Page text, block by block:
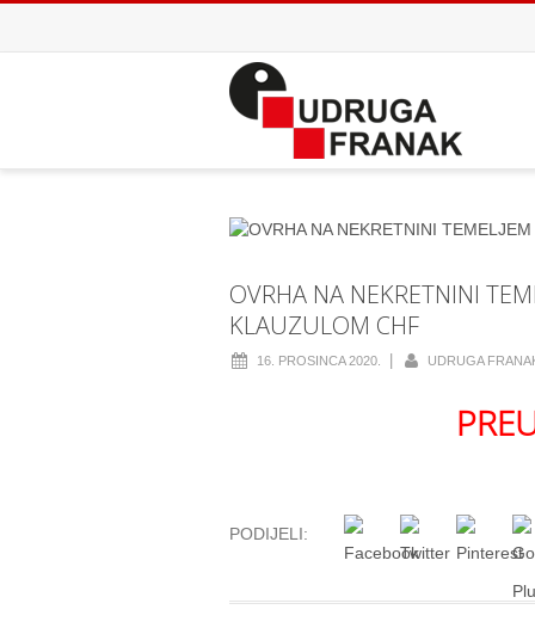
OVRHA NA NEKRETNINI
KLAUZULOM CHF
16. PROSINCA 2020. UDRUGA
PODIJELI: